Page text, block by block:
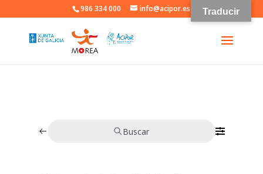
986 334 000 info@acipor.es
Buscar
Traducir